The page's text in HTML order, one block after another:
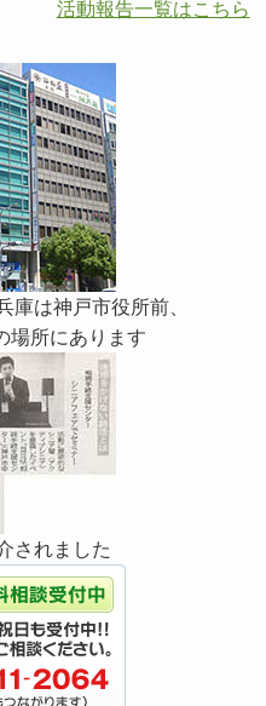
活動報告一覧はこちら
庫は神戸市役所前、
場所にあります
されました